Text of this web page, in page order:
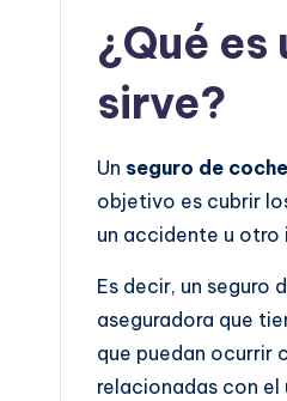
¿Qué
sirve?
Un seguro de coche
objetivo es cubrir
un accidente u
Es decir, un seguro
aseguradora que
que puedan ocurrir
relacionadas con el